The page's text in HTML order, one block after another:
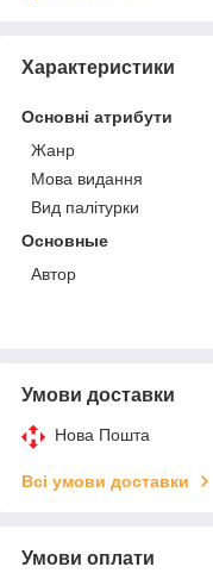
Характеристики
Основні атрибути
Жанр
Мова видання
Вид палітурки
Основные
Автор
Умови доставки
Нова Пошта
Всі умови доставки
Умови оплати